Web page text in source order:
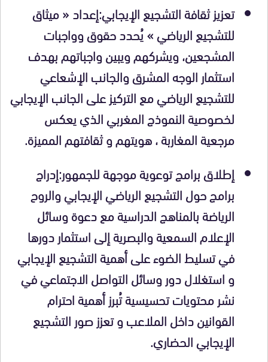
تعزيز ثقافة التشجيع الإيجابي:إعداد « ميثاق
للتشجيع الرياضي » يُحدد حقوق وواجبات
المشجعين، ويشركهم ويبين واجباتهم بهدف
استثمار الوجه المشرق والجانب الإشعاعي
للتشجيع الرياضي مع التركيز على الجانب الإيجابي
لخصوصية النموذج المغربي الذي يعكس
مرجعية المغاربة ، هويتهم و ثقافتهم المميزة.
إطلاق برامج توعوية موجهة للجمهور:إدراج
برامج حول التشجيع الرياضي الإيجابي والروح
الرياضة بالمناهج الدراسية مع دعوة وسائل
الإعلام السمعية والبصرية إلى استثمار دورها
في تسليط الضوء على أهمية التشجيع الإيجابي
و استغلال دور وسائل التواصل الاجتماعي في
نشر محتويات تحسيسية تُبرز أهمية احترام
القوانين داخل الملاعب و تعزز صور التشجيع
الإيجابي الحضاري.